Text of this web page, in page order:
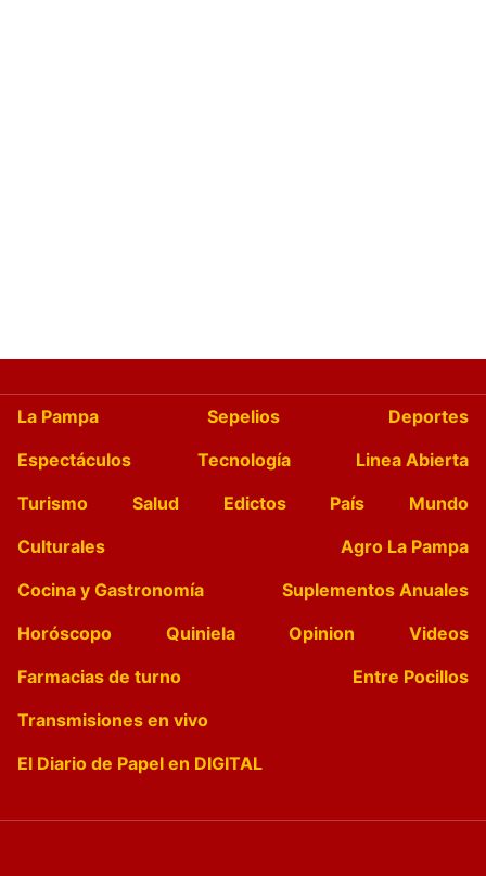
La Pampa Sepelios
Deportes
Espectáculos
Tecnología
Linea Abierta
Turismo
Salud Edictos País
Mundo
Culturales
Agro La Pampa
Cocina y Gastronomía
Suplementos Anuales
Horóscopo
Quiniela Opinion
Videos
Farmacias de turno
Entre Pocillos
Transmisiones en vivo
El Diario de Papel en DIGITAL